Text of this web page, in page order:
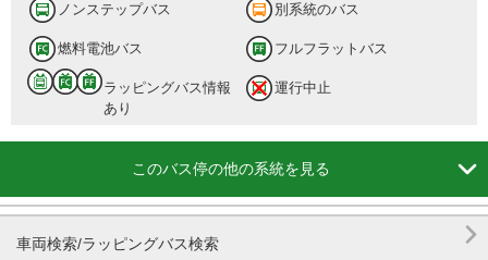
ノンステップバス 別系統のバス
燃料電池バス フルフラットバス
ラッピングバス情報
あり
運行中止
このバス停の他の系統を見る 
車両検索/ラッピングバス検索 